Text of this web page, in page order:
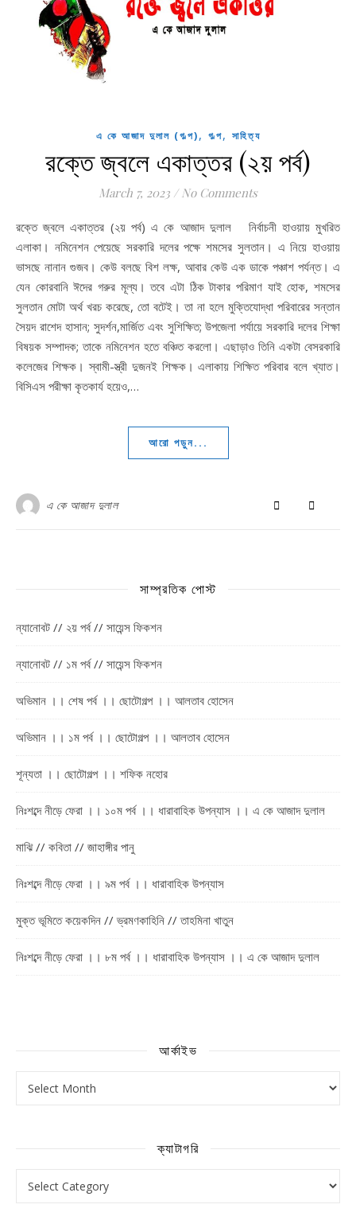
এ কে আজাদ দুলাল (গল্প), গল্প, সাহিত্য
রক্তে জ্বলে একাত্তর (২য় পর্ব)
March 7, 2023 / No Comments
রক্তে জ্বলে একাত্তর (২য় পর্ব) এ কে আজাদ দুলাল নির্বাচনী হাওয়ায় মুখরিত
এলাকা। নমিনেশন পেয়েছে সরকারি দলের পক্ষে শমসের সুলতান। এ নিয়ে হাওয়ায়
ভাসছে নানান গুজব। কেউ বলছে বিশ লক্ষ, আবার কেউ এক ডাকে পঞ্চাশ পর্যন্ত। এ
যেন কোরবানি ঈদের গরুর মূল্য। তবে এটা ঠিক টাকার পরিমাণ যাই হোক, শমসের
সুলতান মোটা অর্থ খরচ করেছে, তো বটেই। তা না হলে মুক্তিযোদ্ধা পরিবারের সন্তান
সৈয়দ রাশেদ হাসান; সুদর্শন,মার্জিত এবং সুশিক্ষিত; উপজেলা পর্যায়ে সরকারি দলের শিক্ষা
বিষয়ক সম্পাদক; তাকে নমিনেশন হতে বঞ্চিত করলো। এছাড়াও তিনি একটা বেসরকারি
কলেজের শিক্ষক। স্বামী-স্ত্রী দুজনই শিক্ষক। এলাকায় শিক্ষিত পরিবার বলে খ্যাত।
বিসিএস পরীক্ষা কৃতকার্য হয়েও,…
আরো পড়ুন...
এ কে আজাদ দুলাল
সাম্প্রতিক পোস্ট
ন্যানোবট // ২য় পর্ব // সায়েন্স ফিকশন
ন্যানোবট // ১ম পর্ব // সায়েন্স ফিকশন
অভিমান ।। শেষ পর্ব ।। ছোটোগল্প ।। আলতাব হোসেন
অভিমান ।। ১ম পর্ব ।। ছোটোগল্প ।। আলতাব হোসেন
শূন্যতা ।। ছোটোগল্প ।। শফিক নহোর
নিঃশব্দে নীড়ে ফেরা ।। ১০ম পর্ব ।। ধারাবাহিক উপন্যাস ।। এ কে আজাদ দুলাল
মাঝি // কবিতা // জাহাঙ্গীর পানু
নিঃশব্দে নীড়ে ফেরা ।। ৯ম পর্ব ।। ধারাবাহিক উপন্যাস
মুক্ত ভূমিতে কয়েকদিন // ভ্রমণকাহিনি // তাহমিনা খাতুন
নিঃশব্দে নীড়ে ফেরা ।। ৮ম পর্ব ।। ধারাবাহিক উপন্যাস ।। এ কে আজাদ দুলাল
আর্কাইভ
ক্যাটাগরি